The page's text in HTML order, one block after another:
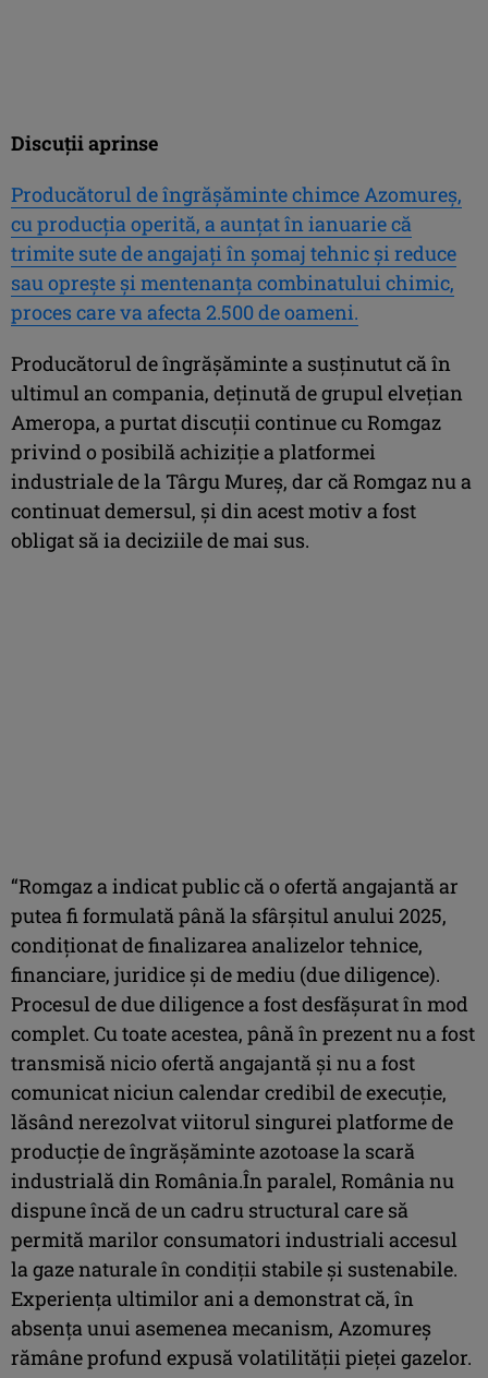
Discuții aprinse
Producătorul de îngrășăminte chimce Azomureș,
cu producția operită, a aunțat în ianuarie că
trimite sute de angajați în șomaj tehnic și reduce
sau oprește și mentenanța combinatului chimic,
proces care va afecta 2.500 de oameni.
Producătorul de îngrășăminte a susținutut că în
ultimul an compania, deținută de grupul elvețian
Ameropa, a purtat discuții continue cu Romgaz
privind o posibilă achiziție a platformei
industriale de la Târgu Mureș, dar că Romgaz nu a
continuat demersul, și din acest motiv a fost
obligat să ia deciziile de mai sus.
“Romgaz a indicat public că o ofertă angajantă ar
putea fi formulată până la sfârșitul anului 2025,
condiționat de finalizarea analizelor tehnice,
financiare, juridice și de mediu (due diligence).
Procesul de due diligence a fost desfășurat în mod
complet. Cu toate acestea, până în prezent nu a fost
transmisă nicio ofertă angajantă și nu a fost
comunicat niciun calendar credibil de execuție,
lăsând nerezolvat viitorul singurei platforme de
producție de îngrășăminte azotoase la scară
industrială din România.În paralel, România nu
dispune încă de un cadru structural care să
permită marilor consumatori industriali accesul
la gaze naturale în condiții stabile și sustenabile.
Experiența ultimilor ani a demonstrat că, în
absența unui asemenea mecanism, Azomureș
rămâne profund expusă volatilității pieței gazelor.